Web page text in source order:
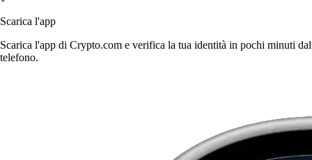
Scarica l'app
Scarica l'app di Crypto.com e verifica la tua identità in pochi minuti dal
telefono.